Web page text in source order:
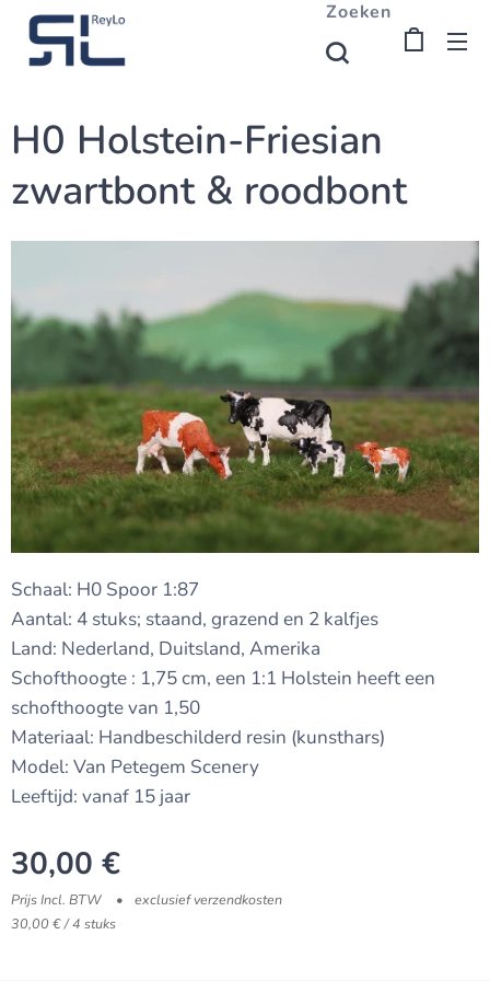
Zoeken
H0 Holstein-Friesian
zwartbont & roodbont
Schaal: H0 Spoor 1:87
Aantal: 4 stuks; staand, grazend en 2 kalfjes
Land: Nederland, Duitsland, Amerika
Schofthoogte : 1,75 cm, een 1:1 Holstein heeft een
schofthoogte van 1,50
Materiaal: Handbeschilderd resin (kunsthars)
Model: Van Petegem Scenery
Leeftijd: vanaf 15 jaar
30,00 €
Prijs Incl. BTW
exclusief verzendkosten
30,00 € / 4 stuks